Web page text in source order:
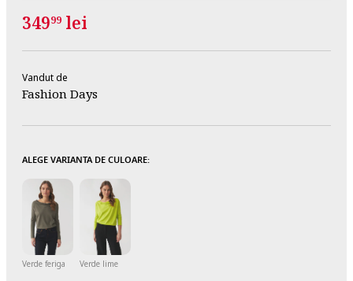
34999 lei
Vandut de
Fashion Days
ALEGE VARIANTA DE CULOARE:
Verde feriga Verde lime